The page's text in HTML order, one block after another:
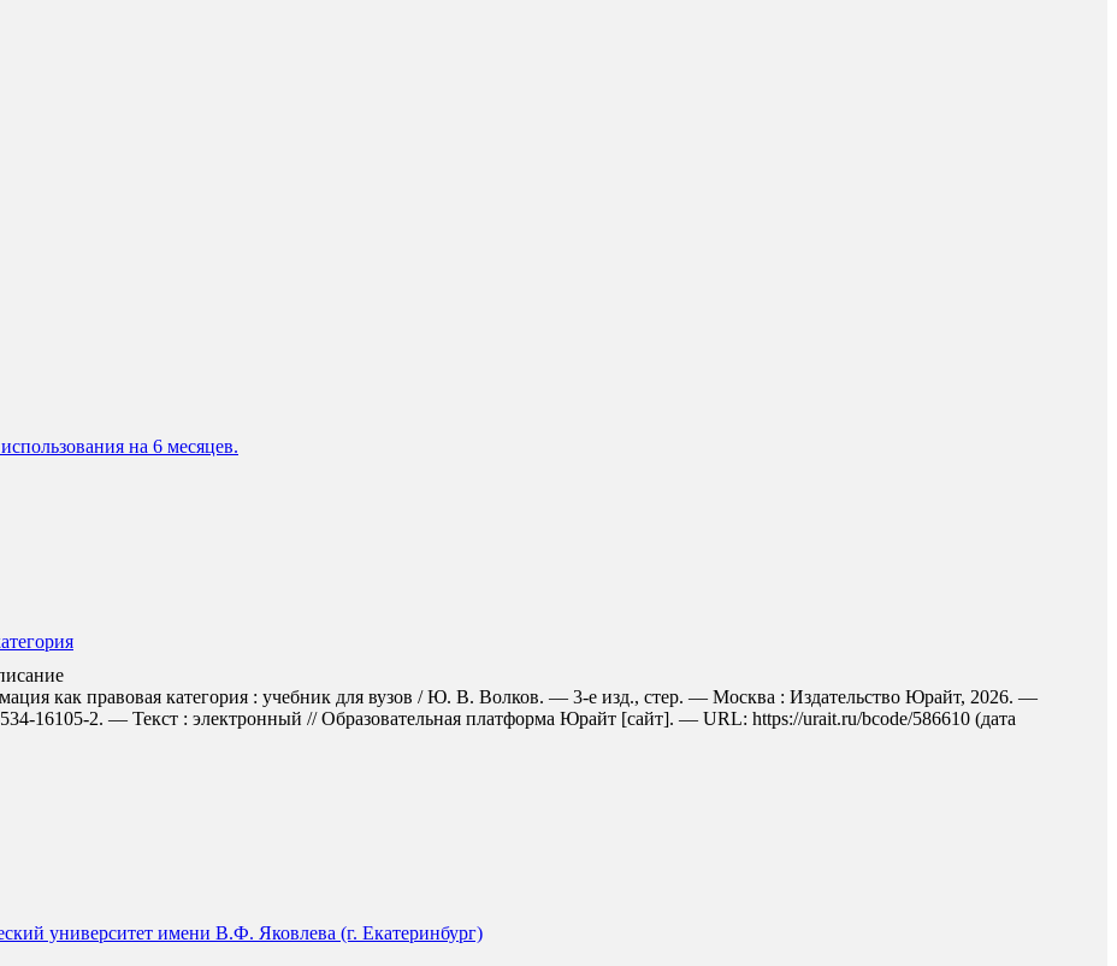
на 6 месяцев.
как правовая категория : учебник для вузов / Ю. В. Волков. — 3-е изд., стер. — Москва : Издательство Юрайт, 2026. —
16105-2. — Текст : электронный // Образовательная платформа Юрайт [сайт]. — URL: https://urait.ru/bcode/586610 (дата
университет имени В.Ф. Яковлева (г. Екатеринбург)